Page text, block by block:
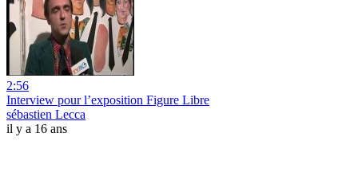
2:56
Interview pour l’exposition Figure Libre
sébastien Lecca
il y a 16 ans